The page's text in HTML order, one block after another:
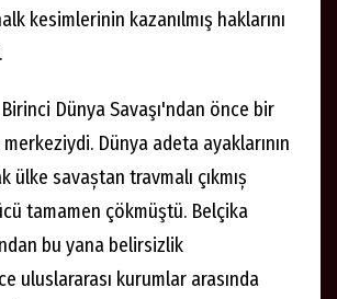
kesimlerinin kazanılmış haklarını
Dünya Savaşı'ndan önce bir
Dünya adeta ayaklarının
ülke savaștan travmalı çıkmıș
tamamen çökmüştü. Belçika
bu yana belirsizlik
uluslararası kurumlar arasında